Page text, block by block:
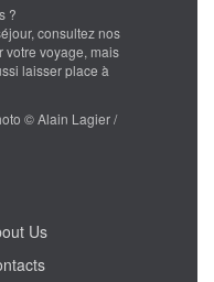
?
consultez nos
votre voyage, mais
laisser place à
© Alain Lagier /
Us